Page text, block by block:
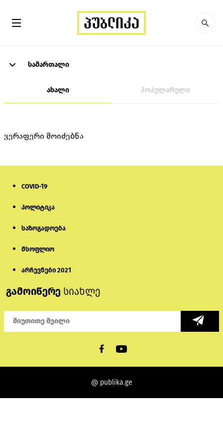
სამართალი
ახალი პოპულარული
ვერაფერი მოიძებნა
COVID-19
პოლიტიკა
საზოგადოება
მსოფლიო
არჩევნები 2021
გამოიწერე სიახლე
@ publika.ge